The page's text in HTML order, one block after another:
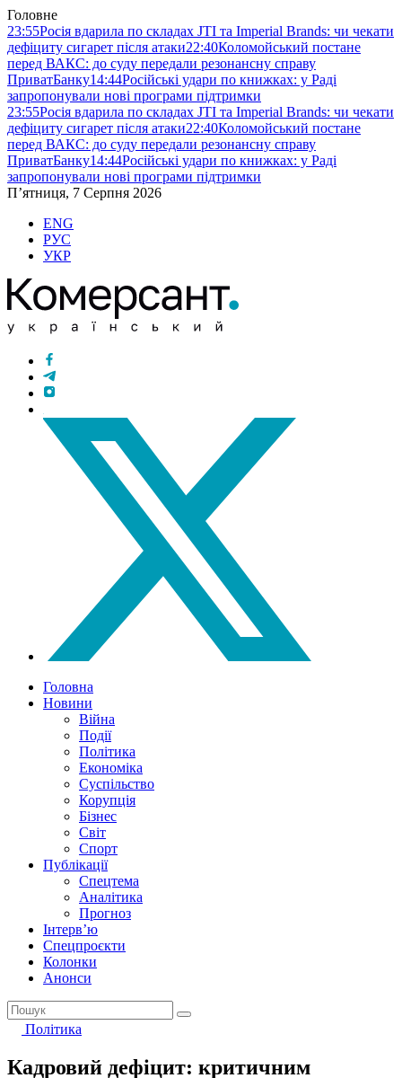
Головне
23:55Росія вдарила по складах JTI та Imperial Brands: чи чекати
дефіциту сигарет після атаки22:40Коломойський постане
перед ВАКС: до суду передали резонансну справу
ПриватБанку14:44Російські удари по книжках: у Раді
запропонували нові програми підтримки
23:55Росія вдарила по складах JTI та Imperial Brands: чи чекати
дефіциту сигарет після атаки22:40Коломойський постане
перед ВАКС: до суду передали резонансну справу
ПриватБанку14:44Російські удари по книжках: у Раді
запропонували нові програми підтримки
П’ятниця, 7 Серпня 2026
ENG
РУС
УКР
Головна
Новини
Війна
Події
Політика
Економіка
Суспільство
Корупція
Бізнес
Світ
Спорт
Публікації
Спецтема
Аналітика
Прогноз
Інтерв’ю
Спецпроєкти
Колонки
Анонси
Політика
Кадровий дефіцит: критичним